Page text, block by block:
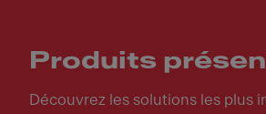
Produits
Découvrez les solutions les plus